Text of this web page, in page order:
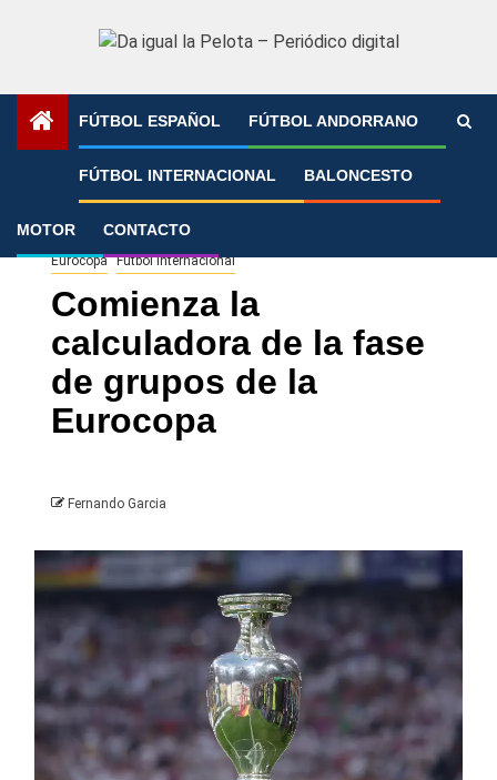
FÚTBOL ESPAÑOL FÚTBOL ANDORRANO
FÚTBOL INTERNACIONAL BALONCESTO
MOTOR CONTACTO
»
Eurocopa Fútbol Internacional
Comienza la
calculadora de la fase
de grupos de la
Eurocopa
Fernando Garcia